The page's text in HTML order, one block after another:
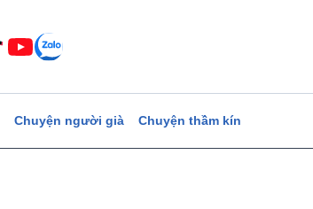
Chuyện người già Chuyện thầm kín